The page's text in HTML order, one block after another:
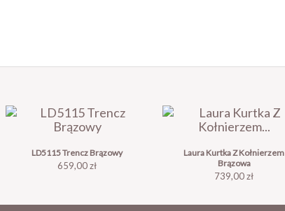
LD5115 Trencz Brązowy
Cena
659,00 zł
Laura Kurtka Z Kołnierzem
Brązowa
Cena
739,00 zł